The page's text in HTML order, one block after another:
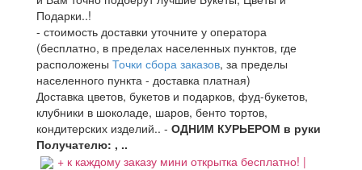
Подарки..!
- стоимость доставки уточните у оператора
(бесплатно, в пределах населенных пунктов, где
расположены Точки сбора заказов, за пределы
населенного пункта - доставка платная)
Доставка цветов, букетов и подарков, фуд-букетов,
клубники в шоколаде, шаров, бенто тортов,
кондитерских изделий.. - ОДНИМ КУРЬЕРОМ в руки
Получателю: , ..
+ к каждому заказу мини открытка бесплатно! |